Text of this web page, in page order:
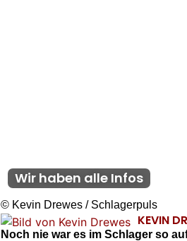
Wir haben alle Infos
© Kevin Drewes / Schlagerpuls
KEVIN
Noch nie war es im Schlager so